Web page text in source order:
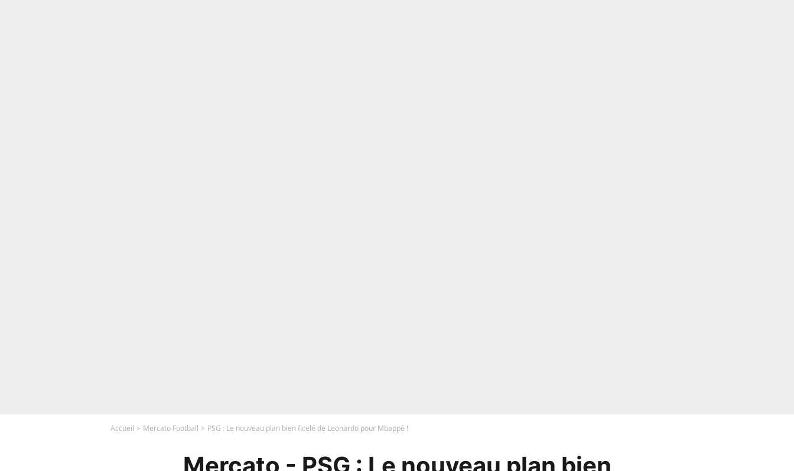
Accueil Mercato Football PSG : Le nouveau plan bien ficelé de Leonardo pour Mbappé !